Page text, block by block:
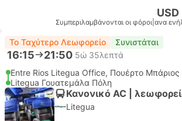
USD
Συμπεριλαμβάνονται οι φόροι ανα
Το Ταχύτερο Λεωφορείο Συνιστάται
16:15 21:50 5ώ 35λεπτά
Entre Rios Litegua Office, Πουέρτο Μπάριος
Litegua Γουατεμάλα Πόλη
Κανονικό AC |
Litegua